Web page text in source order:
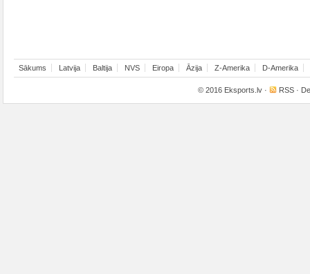
Sākums Latvija Baltija NVS Eiropa Āzija Z-Amerika D-Amerika
© 2016 Eksports.lv · RSS ·